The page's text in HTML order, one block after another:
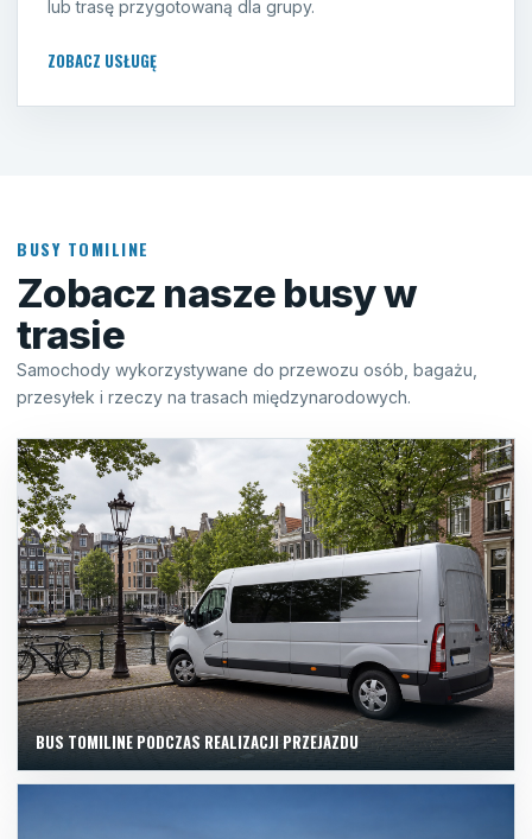
lub trasę przygotowaną dla grupy.
ZOBACZ USŁUGĘ
BUSY TOMILINE
Zobacz nasze busy w
trasie
Samochody wykorzystywane do przewozu osób, bagażu,
przesyłek i rzeczy na trasach międzynarodowych.
BUS TOMILINE PODCZAS REALIZACJI PRZEJAZDU